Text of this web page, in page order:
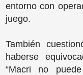
entorno con
juego.
También
haberse
“Macri no